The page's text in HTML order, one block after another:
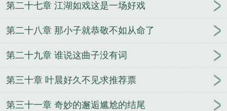
第二十七章 江湖如戏这是一场好戏
第二十八章 那小子就恭敬不如从命了
第二十九章 谁说这曲子没有词
第三十章 叶晨好久不见求推荐票
第三十一章 奇妙的邂逅尴尬的结尾